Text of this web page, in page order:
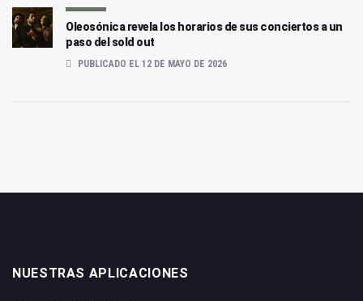
Oleosónica revela los horarios de sus conciertos a un
paso del sold out
PUBLICADO EL 12 DE MAYO DE 2026
NUESTRAS APLICACIONES